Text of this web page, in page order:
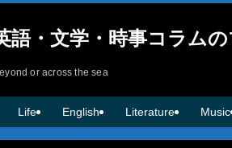
語・文学・時事コラム
or across the sea
Life English Literature Music